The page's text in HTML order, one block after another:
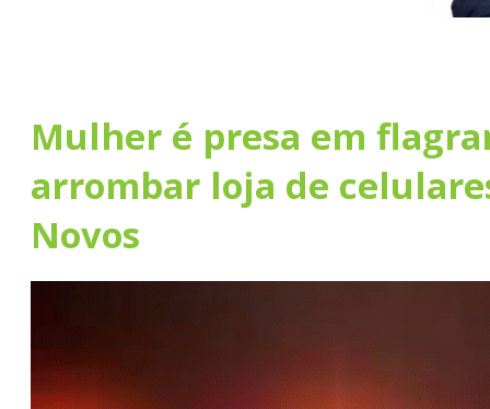
Mulher é presa em
arrombar loja de
Novos